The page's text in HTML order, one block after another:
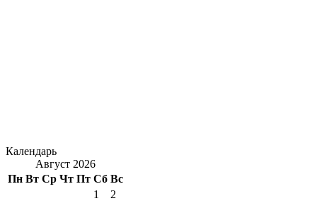
Календарь
Август 2026
Пн Вт Ср Чт Пт Сб Вс
1
2